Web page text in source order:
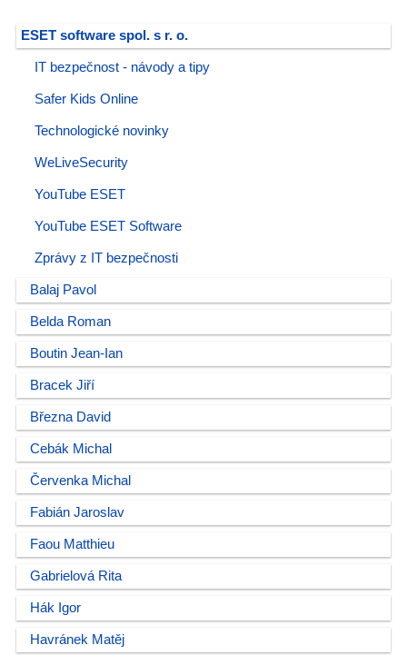
ESET software spol. s r. o.
IT bezpečnost - návody a tipy
Safer Kids Online
Technologické novinky
WeLiveSecurity
YouTube ESET
YouTube ESET Software
Zprávy z IT bezpečnosti
Balaj Pavol
Belda Roman
Boutin Jean-Ian
Bracek Jiří
Března David
Cebák Michal
Červenka Michal
Fabián Jaroslav
Faou Matthieu
Gabrielová Rita
Hák Igor
Havránek Matěj